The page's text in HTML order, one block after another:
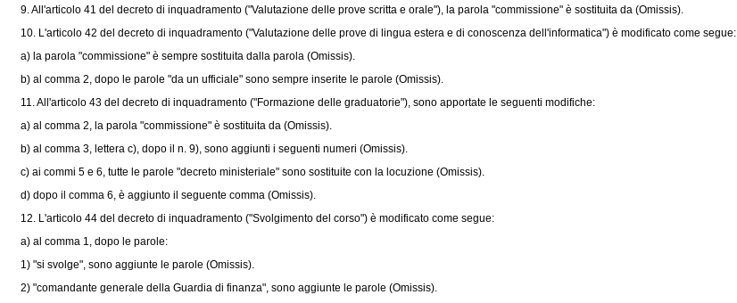
9. All'articolo 41 del decreto di inquadramento ("Valutazione delle prove scritta e orale"), la parola "commissione" è sostituita da (Omissis).
10. L'articolo 42 del decreto di inquadramento ("Valutazione delle prove di lingua estera e di conoscenza dell'informatica") è modificato come segue:
a) la parola "commissione" è sempre sostituita dalla parola (Omissis).
b) al comma 2, dopo le parole "da un ufficiale" sono sempre inserite le parole (Omissis).
11. All'articolo 43 del decreto di inquadramento ("Formazione delle graduatorie"), sono apportate le seguenti modifiche:
a) al comma 2, la parola "commissione" è sostituita da (Omissis).
b) al comma 3, lettera c), dopo il n. 9), sono aggiunti i seguenti numeri (Omissis).
c) ai commi 5 e 6, tutte le parole "decreto ministeriale" sono sostituite con la locuzione (Omissis).
d) dopo il comma 6, è aggiunto il seguente comma (Omissis).
12. L'articolo 44 del decreto di inquadramento ("Svolgimento del corso") è modificato come segue:
a) al comma 1, dopo le parole:
1) "si svolge", sono aggiunte le parole (Omissis).
2) "comandante generale della Guardia di finanza", sono aggiunte le parole (Omissis).